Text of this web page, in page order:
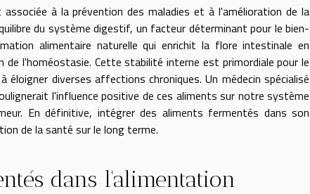
à la prévention des maladies et à l'amélioration de la
du système digestif, un facteur déterminant pour le bien-
alimentaire naturelle qui enrichit la flore intestinale en
l'homéostasie. Cette stabilité interne est primordiale pour le
diverses affections chroniques. Un médecin spécialisé
l'influence positive de ces aliments sur notre système
En définitive, intégrer des aliments fermentés dans son
de la santé sur le long terme.
dans l'alimentation